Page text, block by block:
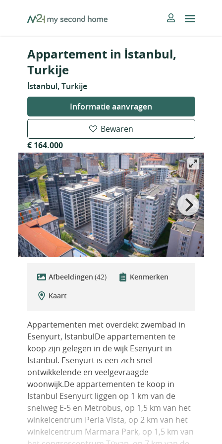
MySecondHome
Appartement in İstanbul,
Turkije
İstanbul, Turkije
Informatie aanvragen
Bewaren
€ 164.000
Afbeeldingen (42)
Kenmerken
Kaart
Appartementen met overdekt zwembad in
Esenyurt, IstanbulDe appartementen te
koop zijn gelegen in de wijk Esenyurt in
Istanbul. Esenyurt is een zich snel
ontwikkelende en veelgevraagde
woonwijk.De appartementen te koop in
Istanbul Esenyurt liggen op 1 km van de
snelweg E-5 en Metrobus, op 1,5 km van het
winkelcentrum Perla Vista, op 2 km van het
winkelcentrum Marmara Park, op 1,5 km van